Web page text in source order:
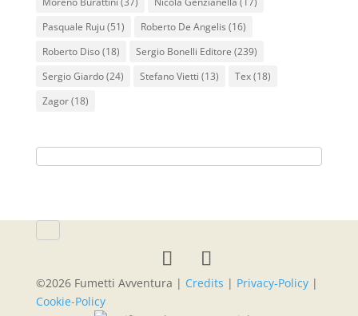
Pasquale Ruju(51) Roberto De Angelis (16)
Roberto Diso(18) Sergio Bonelli Editore (239)
Sergio Giardo(24) Stefano Vietti (13) Tex(18)
Zagor(18)
©2026Fumetti Avventura | Credits | Privacy-Policy|
Cookie-Policy